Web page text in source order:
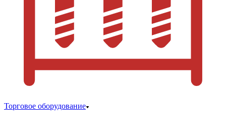
Торговое оборудование